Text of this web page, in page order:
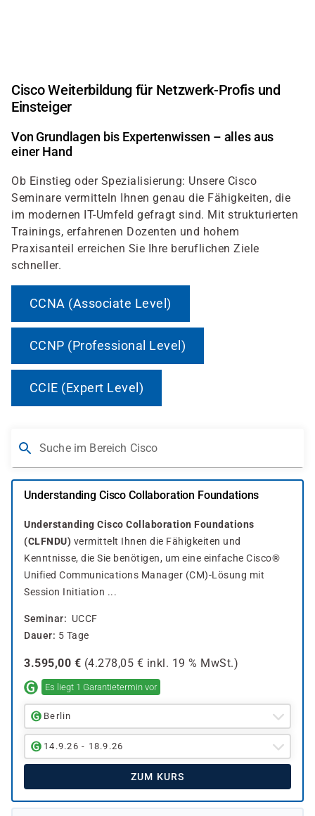
Cisco Weiterbildung für Netzwerk-Profis und
Einsteiger
Von Grundlagen bis Expertenwissen – alles aus
einer Hand
Ob Einstieg oder Spezialisierung: Unsere Cisco
Seminare vermitteln Ihnen genau die Fähigkeiten, die
im modernen IT-Umfeld gefragt sind. Mit strukturierten
Trainings, erfahrenen Dozenten und hohem
Praxisanteil erreichen Sie Ihre beruflichen Ziele
schneller.
CCNA (Associate Level)
CCNP (Professional Level)
CCIE (Expert Level)
Suche im Bereich Cisco
Understanding Cisco Collaboration Foundations
Understanding Cisco Collaboration Foundations
(CLFNDU) vermittelt Ihnen die Fähigkeiten und
Kenntnisse, die Sie benötigen, um eine einfache Cisco®
Unified Communications Manager (CM)-Lösung mit
Session Initiation ...
Seminar
UCCF
Dauer
5 Tage
3.595,00 € (4.278,05 € inkl. 19 % MwSt.)
Es liegt 1 Garantietermin vor
Berlin
14.9.26 - 18.9.26
ZUM KURS